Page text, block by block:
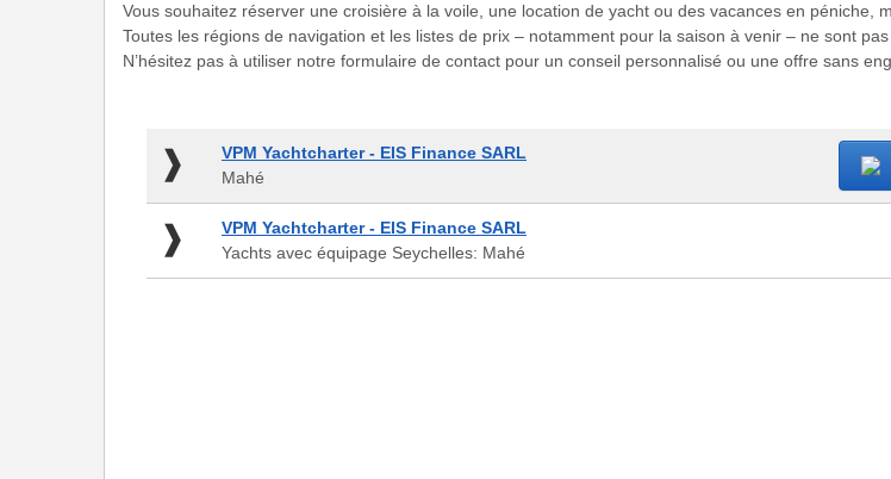
Vous souhaitez réserver une croisière à la voile, une location de yacht ou des vacances en
Toutes les régions de navigation et les listes de prix – notamment pour la saison à venir – ne sont
N’hésitez pas à utiliser notre formulaire de contact pour un conseil personnalisé ou une offre sans
VPM
Yachtcharter
EIS
Finance
SARL
-
VPM Yachtcharter - EIS Finance SARL
Mahé
VPM
Yachtcharter
VPM Yachtcharter - EIS Finance SARL
Yachts avec équipage Seychelles: Mahé